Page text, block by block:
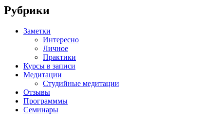
Рубрики
Заметки
Интересно
Личное
Практики
Курсы в записи
Медитации
Студийные медитации
Отзывы
Программмы
Семинары